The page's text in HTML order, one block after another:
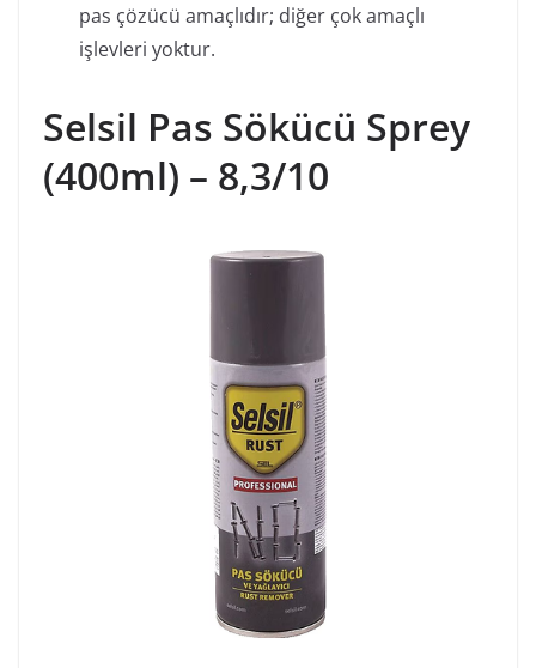
pas çözücü amaçlıdır; diğer çok amaçlı
işlevleri yoktur.
Selsil Pas Sökücü Sprey
(400ml) – 8,3/10